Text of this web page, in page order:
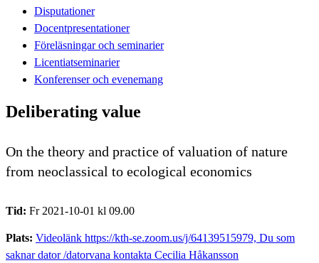
Disputationer
Docentpresentationer
Föreläsningar och seminarier
Licentiatseminarier
Konferenser och evenemang
Deliberating value
On the theory and practice of valuation of nature
from neoclassical to ecological economics
Tid: Fr 2021-10-01 kl 09.00
Plats: Videolänk https://kth-se.zoom.us/j/64139515979, Du som
saknar dator /datorvana kontakta Cecilia Håkansson